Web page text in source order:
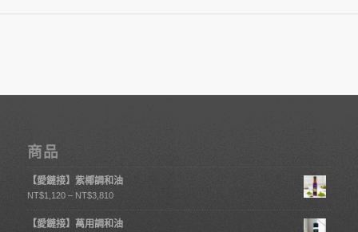
商品
【愛鏈接】紫椰調和油
NT$1,120 – NT$3,810
【愛鏈接】萬用調和油